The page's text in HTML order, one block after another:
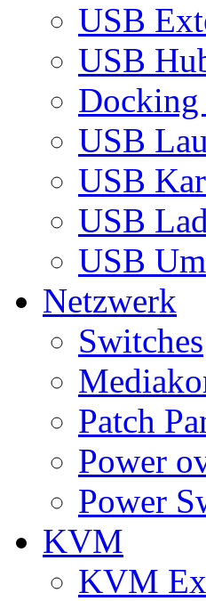
USB
USB
USB
USB
USB
USB
Netzwerk
Switches
Patch
Power
Power
KVM
KVM